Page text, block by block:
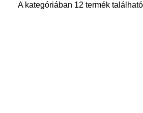
A kategóriában 12 termék